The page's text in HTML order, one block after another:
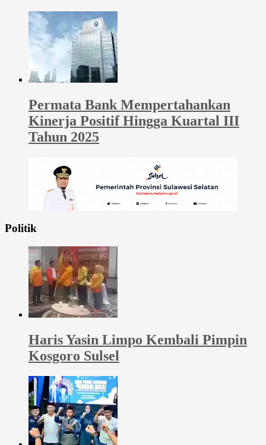
Permata Bank Mempertahankan
Kinerja Positif Hingga Kuartal III
Tahun 2025
Politik
Haris Yasin Limpo Kembali Pimpin
Kosgoro Sulsel